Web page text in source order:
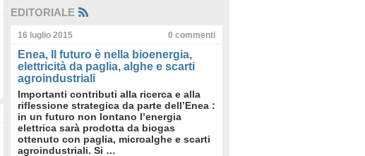
EDITORIALE
16 luglio 2015 0 commenti
Enea, Il futuro è nella bioenergia,
elettricità da paglia, alghe e scarti
agroindustriali
Importanti contributi alla ricerca e alla
riflessione strategica da parte dell’Enea :
in un futuro non lontano l’energia
elettrica sarà prodotta da biogas
ottenuto con paglia, microalghe e scarti
agroindustriali. Si …